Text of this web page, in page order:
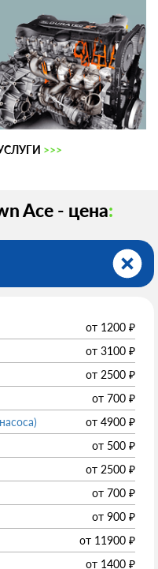
>>>
Ace - цена:
от 1200 ₽
от 3100 ₽
от 2500 ₽
от 700 ₽
от 4900 ₽
от 500 ₽
от 2500 ₽
от 700 ₽
от 900 ₽
от 11900 ₽
от 1400 ₽